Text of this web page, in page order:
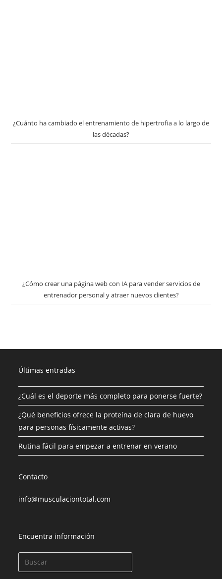
¿Cuánto ha cambiado el entrenamiento de hipertrofia a lo largo de
las décadas?
¿Cómo crear una página web con IA para vender servicios de
entrenador personal y atraer nuevos clientes?
Últimas entradas
¿Cuál es el deporte más completo para ponerse fuerte?
¿Qué beneficios ofrece la proteína de clara de huevo
para personas físicamente activas?
Rutina fácil para empezar a entrenar en verano
Contacto
info@musculaciontotal.com
Encuentra información